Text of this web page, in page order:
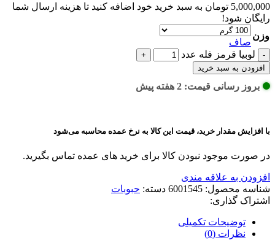
5,000,000 تومان به سبد خرید خود اضافه کنید تا هزینه ارسال شما
رایگان شود!
وزن
صاف
لوبيا قرمز فله عدد
افزودن به سبد خرید
بروز رسانی قیمت: 2 هفته پیش
با افزایش مقدار خرید، قیمت این کالا به نرخ عمده محاسبه می‌شود
در صورت موجود نبودن کالا برای خرید های عمده تماس بگیرید.
افزودن به علاقه مندی
شناسه محصول: 6001545 دسته: حبوبات
اشتراک گذاری:
توضیحات تکمیلی
نظرات (0)